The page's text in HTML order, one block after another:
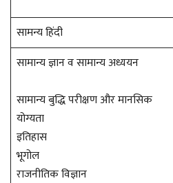
सामन्य हिंदी
सामान्य ज्ञान व सामान्य अध्ययन
सामान्य बुद्धि परीक्षण और मानसिक
योग्यता
इतिहास
भूगोल
राजनीतिक विज्ञान